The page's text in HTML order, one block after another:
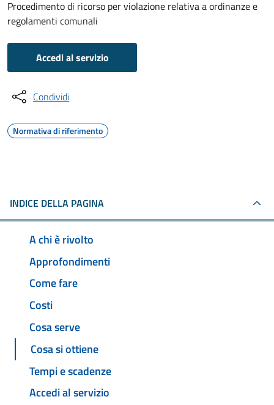
Procedimento di ricorso per violazione relativa a ordinanze e
regolamenti comunali
Accedi al servizio
Condividi
Normativa di riferimento
INDICE DELLA PAGINA
A chi è rivolto
Approfondimenti
Come fare
Costi
Cosa serve
Cosa si ottiene
Tempi e scadenze
Accedi al servizio